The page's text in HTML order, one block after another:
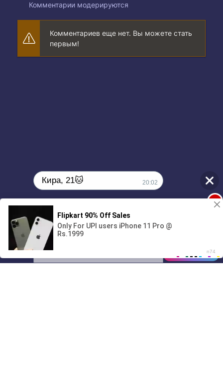
Комментарии модерируются
Комментариев еще нет. Вы можете стать
первым!
01/07
00:00
Кира, 21🐱 20:02
Поиграешь со мной? 💖🐾
1